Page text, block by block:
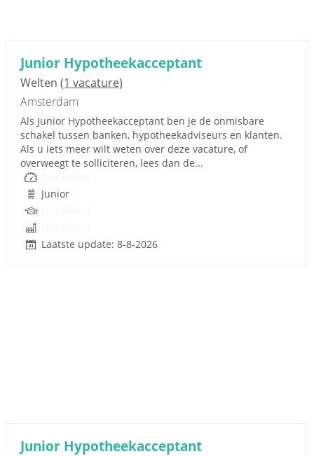
Junior Hypotheekacceptant
Welten (1 vacature)
Amsterdam
Als Junior Hypotheekacceptant ben je de onmisbare
schakel tussen banken, hypotheekadviseurs en klanten.
Als u iets meer wilt weten over deze vacature, of
overweegt te solliciteren, lees dan de...
Junior
Laatste update: 8-8-2026
Junior Hypotheekacceptant